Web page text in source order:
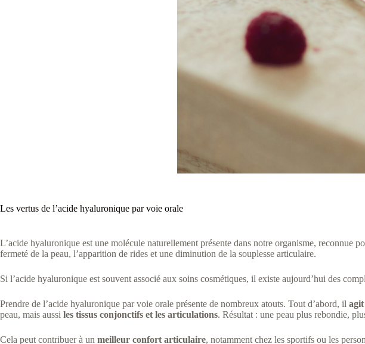
Les vertus de l’acide hyaluronique par voie orale
L’acide hyaluronique est une molécule naturellement présente dans notre organisme, reconnue
fermeté de la peau, l’apparition de rides et une diminution de la souplesse articulaire.
Si l’acide hyaluronique est souvent associé aux soins cosmétiques, il existe aujourd’hui des
Prendre de l’acide hyaluronique par voie orale présente de nombreux atouts. Tout d’abord, il
peau, mais aussi les tissus conjonctifs et les articulations. Résultat : une peau plus rebondie,
Cela peut contribuer à un meilleur confort articulaire, notamment chez les sportifs ou les